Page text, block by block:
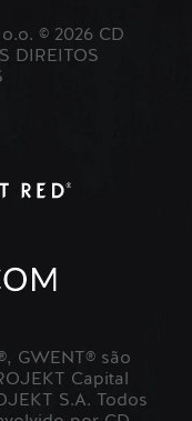
© 2026 CD
DIREITOS
GWENT® são
Capital
S.A. Todos